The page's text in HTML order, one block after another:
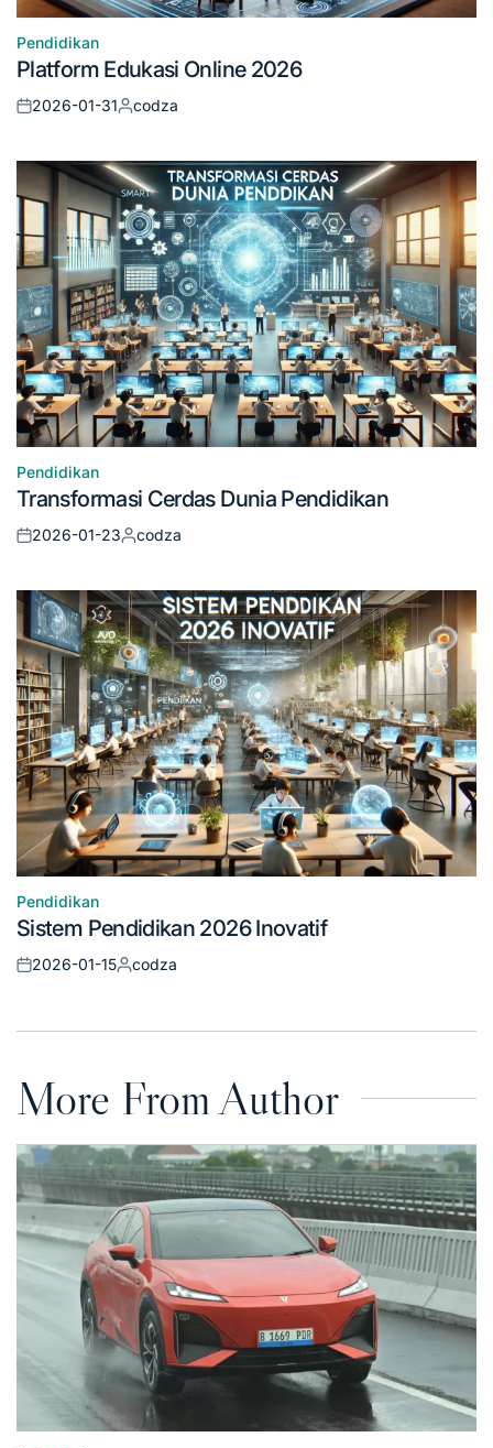
Posted
in
Pendidikan
Platform Edukasi Online 2026
Posted
2026-01-31
Posted
codza
Posted
in
Pendidikan
Transformasi Cerdas Dunia Pendidikan
Posted
2026-01-23
Posted
codza
Posted
in
Pendidikan
Sistem Pendidikan 2026 Inovatif
Posted
2026-01-15
Posted
codza
More From Author